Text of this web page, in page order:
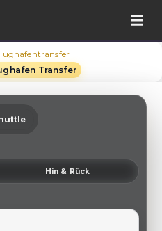
Transfer
Hin & Rück